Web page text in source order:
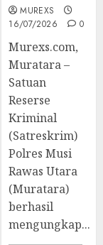
MUREXS
16/07/2026
0
Murexs.com,
Muratara –
Satuan
Reserse
Kriminal
(Satreskrim)
Polres Musi
Rawas Utara
(Muratara)
berhasil
mengungkap...